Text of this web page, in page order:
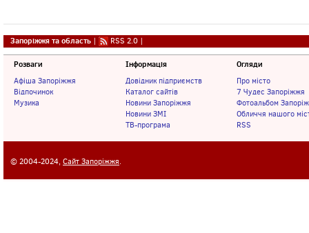
Запоріжжя та область | RSS 2.0 |
Розваги
Афіша Запоріжжя
Відпочинок
Музика
Інформація
Довідник підприємств
Каталог сайтів
Новини Запоріжжя
Новини ЗМІ
ТВ-програма
Огляди
Про місто
7 Чудес Запоріжжя
Фотоальбом
Обличчя нашого
RSS
© 2004-2024, Сайт Запоріжжя.